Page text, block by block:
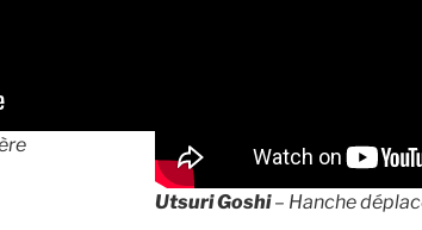
Utsuri Goshi– Hanche